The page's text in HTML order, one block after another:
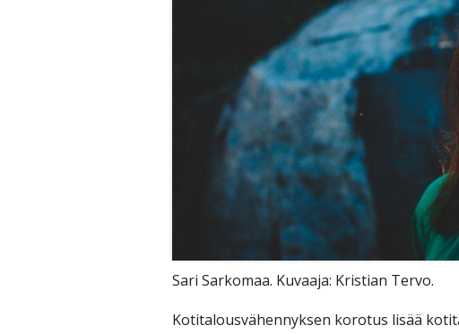
Sari Sarkomaa. Kuvaaja: Kristian Tervo.
Kotitalousvähennyksen korotus lisää